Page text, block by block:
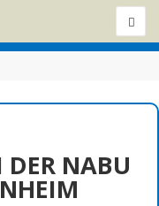
NABU